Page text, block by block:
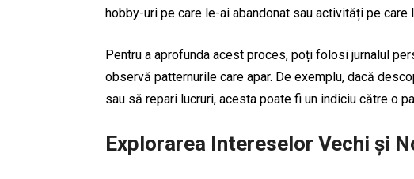
hobby-uri pe care le-ai abandonat sau activități pe
Pentru a aprofunda acest proces, poți folosi jurnalul
observă patternurile care apar. De exemplu, dacă
sau să repari lucruri, acesta poate fi un indiciu către o
Explorarea Intereselor Vechi și